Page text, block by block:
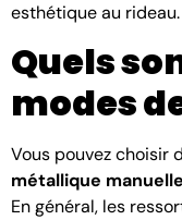
esthétique au rideau.
Quels
modes
Vous pouvez choisir
métallique
En général, les